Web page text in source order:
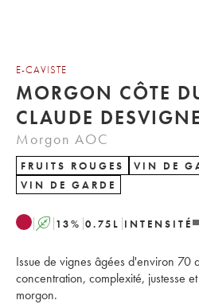
E-CAVISTE
MORGON CÔTE
Morgon AOC
FRUITS ROUGES
VIN DE
VIN DE GARDE
A 13% 0.75 L INTENSITÉ
Issue de vignes âgées d'environ 70
concentration, complexité, justesse
morgon.